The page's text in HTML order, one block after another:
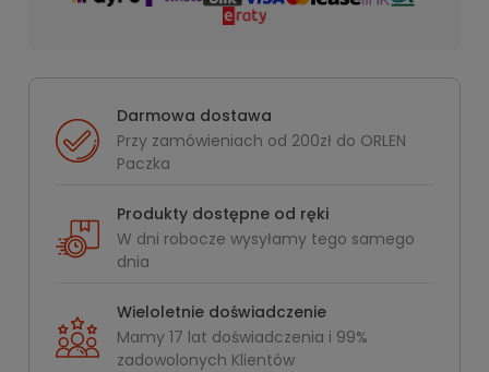
Darmowa dostawa
Przy zamówieniach od 200zł do ORLEN
Paczka
Produkty dostępne od ręki
W dni robocze wysyłamy tego samego
dnia
Wieloletnie doświadczenie
Mamy 17 lat doświadczenia i 99%
zadowolonych Klientów